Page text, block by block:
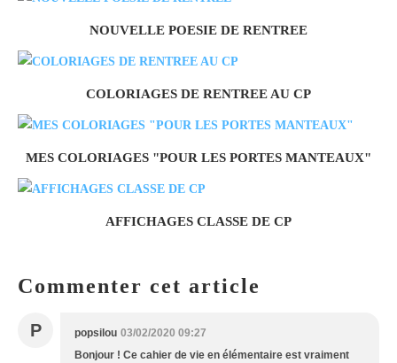
NOUVELLE POESIE DE RENTREE
COLORIAGES DE RENTREE AU CP
MES COLORIAGES "POUR LES PORTES MANTEAUX"
AFFICHAGES CLASSE DE CP
Commenter cet article
P popsilou 03/02/2020 09:27
Bonjour ! Ce cahier de vie en élémentaire est vraiment